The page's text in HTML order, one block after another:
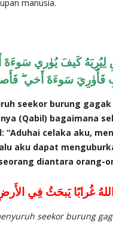
manusia.
لِيُرِيَهُ كَيفَ يُوٰري سَوءَةَ
فَأُوٰرِيَ سَوءَةَ أَخي
seekor burung
(Qabil) bagaimana
“Aduhai celaka aku,
aku dapat
diantara orang-
غُرابًا يَبحَثُ فِي
seekor burung